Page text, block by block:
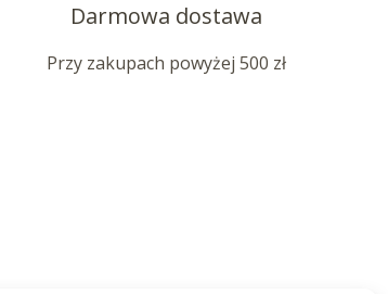
Darmowa dostawa
Przy zakupach powyżej 500 zł